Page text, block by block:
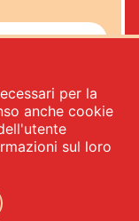
per la
anche cookie
sul loro